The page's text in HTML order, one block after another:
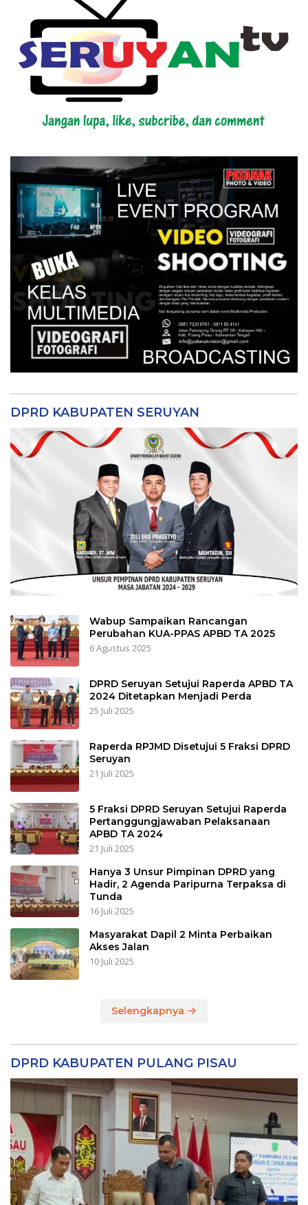
DPRD KABUPATEN SERUYAN
Wabup Sampaikan Rancangan
Perubahan KUA-PPAS APBD TA 2025
6 Agustus 2025
DPRD Seruyan Setujui Raperda APBD TA
2024 Ditetapkan Menjadi Perda
25 Juli 2025
Raperda RPJMD Disetujui 5 Fraksi DPRD
Seruyan
21 Juli 2025
5 Fraksi DPRD Seruyan Setujui Raperda
Pertanggungjawaban Pelaksanaan
APBD TA 2024
21 Juli 2025
Hanya 3 Unsur Pimpinan DPRD yang
Hadir, 2 Agenda Paripurna Terpaksa di
Tunda
16 Juli 2025
Masyarakat Dapil 2 Minta Perbaikan
Akses Jalan
10 Juli 2025
Selengkapnya
DPRD KABUPATEN PULANG PISAU